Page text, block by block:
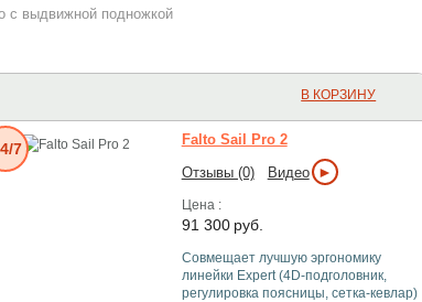
с выдвижной подножкой
В КОРЗИНУ
Falto Sail Pro 2
Отзывы (0)
Видео ►
Цена :
91 300 руб.
Совмещает лучшую эргономику
линейки Expert (4D-подголовник,
регулировка поясницы, сетка-кевлар)
7